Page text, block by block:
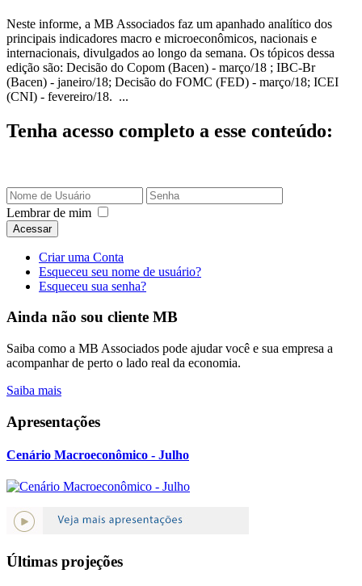
Neste informe, a MB Associados faz um apanhado analítico dos
principais indicadores macro e microeconômicos, nacionais e
internacionais, divulgados ao longo da semana. Os tópicos dessa
edição são: Decisão do Copom (Bacen) - março/18 ; IBC-Br
(Bacen) - janeiro/18; Decisão do FOMC (FED) - março/18; ICEI
(CNI) - fevereiro/18. ...
Tenha acesso completo a esse conteúdo:
Lembrar de mim
Acessar
Criar uma Conta
Esqueceu seu nome de usuário?
Esqueceu sua senha?
Ainda não sou cliente MB
Saiba como a MB Associados pode ajudar você e sua empresa a
acompanhar de perto o lado real da economia.
Saiba mais
Apresentações
Cenário Macroeconômico - Julho
Últimas projeções